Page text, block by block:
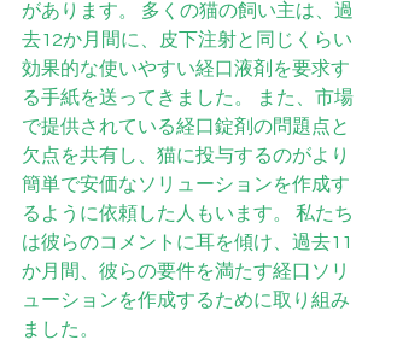
があります。 多くの猫の飼い主は、過
去12か月間に、皮下注射と同じくらい
効果的な使いやすい経口液剤を要求す
る手紙を送ってきました。 また、市場
で提供されている経口錠剤の問題点と
欠点を共有し、猫に投与するのがより
簡単で安価なソリューションを作成す
るように依頼した人もいます。 私たち
は彼らのコメントに耳を傾け、過去11
か月間、彼らの要件を満たす経口ソリ
ューションを作成するために取り組み
ました。